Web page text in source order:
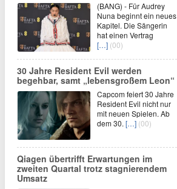
(BANG) - Für Audrey
Nuna beginnt ein neues
Kapitel. Die Sängerin
hat einen Vertrag
[…] (00)
30 Jahre Resident Evil werden
begehbar, samt „lebensgroßem Leon“
Capcom feiert 30 Jahre
Resident Evil nicht nur
mit neuen Spielen. Ab
dem 30. […] (00)
Qiagen übertrifft Erwartungen im
zweiten Quartal trotz stagnierendem
Umsatz